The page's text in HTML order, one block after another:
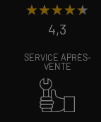
★★★★★
★★★★★
4,3
SERVICE APRÈS-
VENTE